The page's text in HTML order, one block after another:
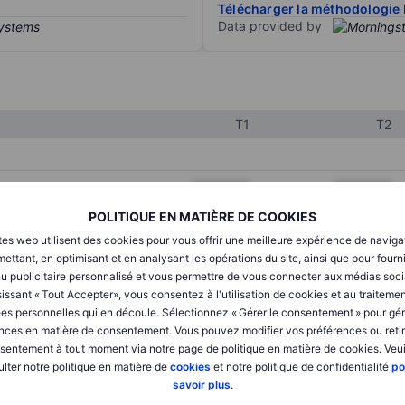
POLITIQUE EN MATIÈRE DE COOKIES
web utilisent des cookies pour vous offrir une meilleure expérience de
en optimisant et en analysant les opérations du site, ainsi que pour
publicitaire personnalisé et vous permettre de vous connecter aux médias
« Tout Accepter», vous consentez à l'utilisation de cookies et au
personnelles qui en découle. Sélectionnez « Gérer le consentement » pour
en matière de consentement. Vous pouvez modifier vos préférences ou
à tout moment via notre page de politique en matière de cookies.
notre politique en matière de cookies et notre politique de confidentialité
savoir plus.
Télécharger la méthodologie
Data provided by
T1 T2
XXXXXXX XXXXXXX
XXXXXXX
XXXXXXX XXXXXXX
XXXXXXX XXXXXXX
XXXXXXX XXXXXXX